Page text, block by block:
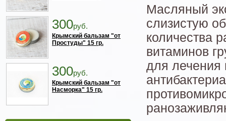
300руб.
Крымский бальзам "от
Простуды" 15 гр.
300руб.
Крымский бальзам "от
Насморка" 15 гр.
Масляный
слизистую
количества
витаминов
для лечения